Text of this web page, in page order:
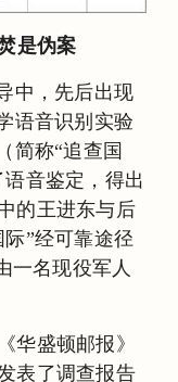
是伪案
中，先后出现
语音识别实验
简称“追查国
音鉴定，得出
的王进东与后
”经可靠途径
一名现役军人
华盛顿邮报》
表了调查报告